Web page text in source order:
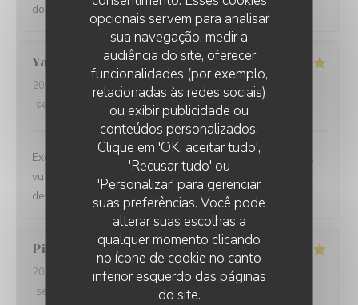
opcionais servem para analisar
sua navegação, medir a
audiência do site, oferecer
funcionalidades (por exemplo,
relacionadas às redes sociais)
ou exibir publicidade ou
conteúdos personalizados.
Clique em 'OK, aceitar tudo',
'Recusar tudo' ou
'Personalizar' para gerenciar
suas preferências. Você pode
alterar suas escolhas a
qualquer momento clicando
no ícone de cookie no canto
inferior esquerdo das páginas
do site.
do. A la prochaine.
Yasmina
2024-09-13
- 21:00 - guests 2
service
ambience:5/5 menu:5/5 quality_price
Excellent !! Un accueil et service au top, une belle déco,
vu sur la cuisine, des plats succulents de l’entrée au
dessert, rien à dire vraiment. Merci
Pierre
2024-08-31
- 19:30 - guests 2
service
/5 menu: